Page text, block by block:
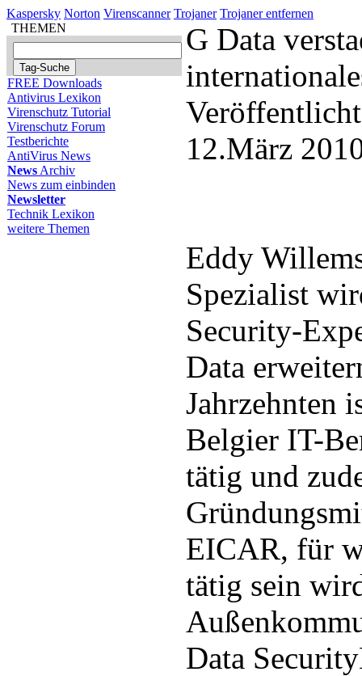
Kaspersky Norton Virenscanner Trojaner Trojaner entfernen
THEMEN
FREE Downloads
Antivirus Lexikon
Virenschutz Tutorial
Virenschutz Forum
Testberichte
AntiVirus News
News Archiv
News zum einbinden
Newsletter
Technik Lexikon
weitere Themen
G Data
12.März
Eddy
Spezialist
Security-
Data
Jahrzehnten
Belgier IT-
tätig und
EICAR, für
tätig sein
Data